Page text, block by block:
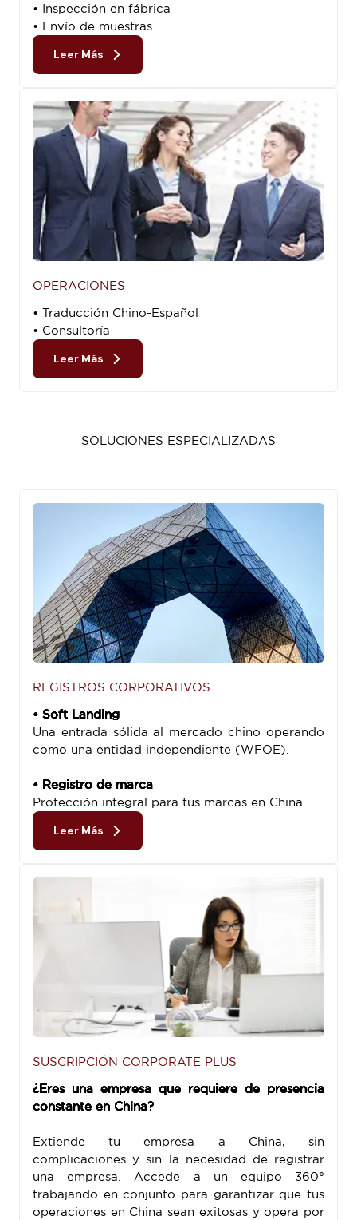
• Inspección en fábrica
• Envío de muestras
Leer Más
OPERACIONES
• Traducción Chino-Español
• Consultoría
Leer Más
SOLUCIONES ESPECIALIZADAS
REGISTROS CORPORATIVOS
• Soft Landing
Una entrada sólida al mercado chino operando
como una entidad independiente (WFOE).
• Registro de marca
Protección integral para tus marcas en China.
Leer Más
SUSCRIPCIÓN CORPORATE PLUS
¿Eres una empresa que requiere de presencia
constante en China?
Extiende tu empresa a China, sin
complicaciones y sin la necesidad de registrar
una empresa. Accede a un equipo 360°
trabajando en conjunto para garantizar que tus
operaciones en China sean exitosas y opera por